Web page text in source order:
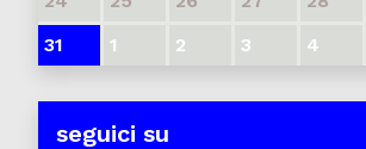
31
1 2 3 4
seguici su